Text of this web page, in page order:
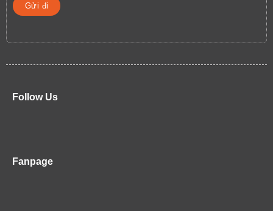
Gửi đi
Follow Us
Fanpage